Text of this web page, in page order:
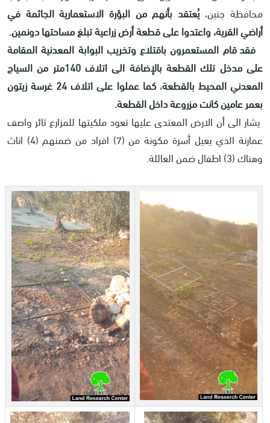
محافظة جنين،يُعتقد بأنهم من البؤرة الاستعمارية الجاثمة في
أراضي القرية، واعتدوا على قطعة أرض زراعية تبلغ مساحتها دونمين.
فقد قام المستعمرون باقتلاع وتخريب البوابة المعدنية المقامة
على مدخل تلك القطعة بالإضافة الى اتلاف 140متر من السياج
المعدني المحيط بالقطعة،
كما عملوا على اتلاف 24 غرسة زيتون
بعمر عامين كانت مزروعة داخل القطعة.
يشار الى أن الارض المعتدى عليها تعود ملكيتها للمزارع ثائر واصف
عمارنة الذي يعيل أسرة مكونة من (7) افراد من ضمنهم (4) اناث
وهناك (3) اطفال ضمن العائلة.